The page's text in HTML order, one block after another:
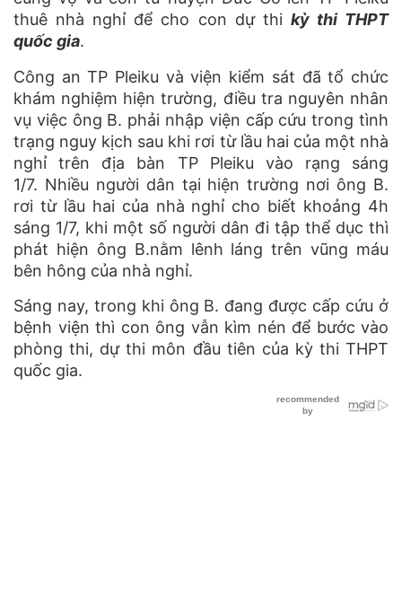
thuê nhà nghỉ để cho con dự thi kỳ thi THPT
quốc gia.
Công an TP Pleiku và viện kiểm sát đã tổ chức
khám nghiệm hiện trường, điều tra nguyên nhân
vụ việc ông B. phải nhập viện cấp cứu trong tình
trạng nguy kịch sau khi rơi từ lầu hai của một nhà
nghỉ trên địa bàn TP Pleiku vào rạng sáng
1/7. Nhiều người dân tại hiện trường nơi ông B.
rơi từ lầu hai của nhà nghỉ cho biết khoảng 4h
sáng 1/7, khi một số người dân đi tập thể dục thì
phát hiện ông B.nằm lênh láng trên vũng máu
bên hông của nhà nghỉ.
Sáng nay, trong khi ông B. đang được cấp cứu ở
bệnh viện thì con ông vẫn kìm nén để bước vào
phòng thi, dự thi môn đầu tiên của kỳ thi THPT
quốc gia.